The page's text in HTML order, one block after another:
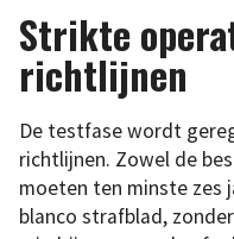
Strikte
richtlijnen
De testfase wordt
richtlijnen. Zowel de
moeten ten minste zes
blanco strafblad,